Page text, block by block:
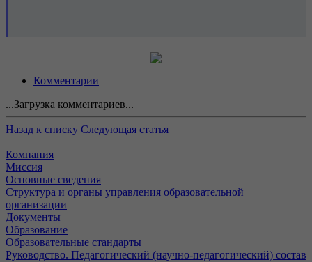
Комментарии
...Загрузка комментариев...
Назад к списку Следующая статья
Компания
Миссия
Основные сведения
Структура и органы управления образовательной
организации
Документы
Образование
Образовательные стандарты
Руководство. Педагогический (научно-педагогический) состав